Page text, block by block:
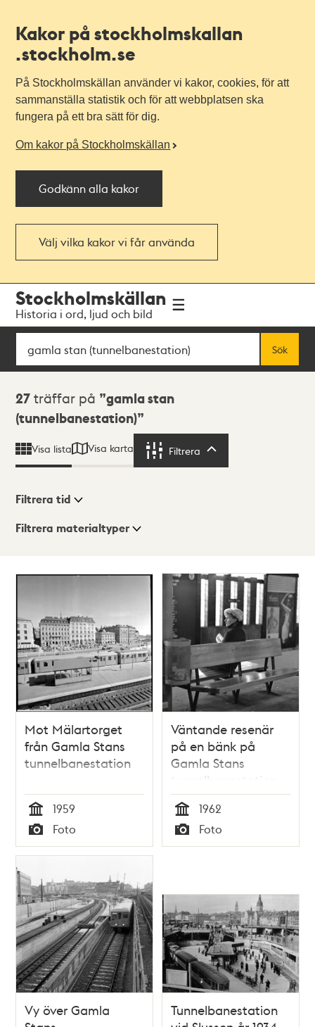
Kakor på stockholmskallan
.stockholm.se
På Stockholmskällan använder vi kakor, cookies, för att
sammanställa statistik och för att webbplatsen ska
fungera på ett bra sätt för dig.
Om kakor på Stockholmskällan
Godkänn alla kakor
Välj vilka kakor vi får använda
navigationen
huvudinnehållet
Stockholmskällan
Historia i ord, ljud och bild
Sök
Sök
Sökresultat
27 träffar på
gamla stan
(tunnelbanestation)
Visa lista Visa karta Filtrera
Visningsläge
Filtrera tid
Filtrera materialtyper
Mot Mälartorget
från Gamla Stans
tunnelbanestation
Tid
1959
Typ
Foto
Väntande resenär
på en bänk på
Gamla Stans
tunnelbanestation
Tid
1962
Typ
Foto
Vy över Gamla
Tunnelbanestation